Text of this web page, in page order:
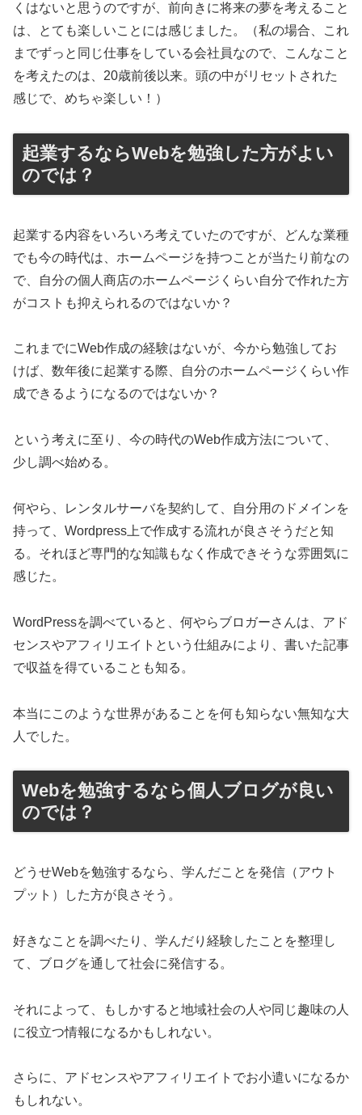
くはないと思うのですが、前向きに将来の夢を考えること
は、とても楽しいことには感じました。（私の場合、これ
までずっと同じ仕事をしている会社員なので、こんなこと
を考えたのは、20歳前後以来。頭の中がリセットされた
感じで、めちゃ楽しい！）
起業するならWebを勉強した方がよい
のでは？
起業する内容をいろいろ考えていたのですが、どんな業種
でも今の時代は、ホームページを持つことが当たり前なの
で、自分の個人商店のホームページくらい自分で作れた方
がコストも抑えられるのではないか？
これまでにWeb作成の経験はないが、今から勉強してお
けば、数年後に起業する際、自分のホームページくらい作
成できるようになるのではないか？
という考えに至り、今の時代のWeb作成方法について、
少し調べ始める。
何やら、レンタルサーバを契約して、自分用のドメインを
持って、Wordpress上で作成する流れが良さそうだと知
る。それほど専門的な知識もなく作成できそうな雰囲気に
感じた。
WordPressを調べていると、何やらブロガーさんは、アド
センスやアフィリエイトという仕組みにより、書いた記事
で収益を得ていることも知る。
本当にこのような世界があることを何も知らない無知な大
人でした。
Webを勉強するなら個人ブログが良い
のでは？
どうせWebを勉強するなら、学んだことを発信（アウト
プット）した方が良さそう。
好きなことを調べたり、学んだり経験したことを整理し
て、ブログを通して社会に発信する。
それによって、もしかすると地域社会の人や同じ趣味の人
に役立つ情報になるかもしれない。
さらに、アドセンスやアフィリエイトでお小遣いになるか
もしれない。